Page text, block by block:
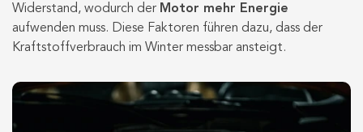
Widerstand, wodurch der Motor mehr Energie
aufwenden muss. Diese Faktoren führen dazu, dass der
Kraftstoffverbrauch im Winter messbar ansteigt.